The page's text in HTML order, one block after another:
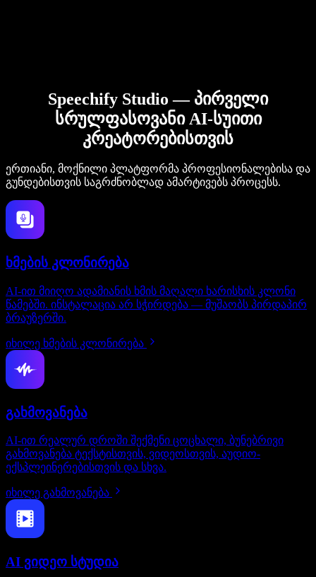
Speechify Studio — პირველი
სრულფასოვანი AI-სუითი
კრეატორებისთვის
ერთიანი, მოქნილი პლატფორმა პროფესიონალებისა და
გუნდებისთვის საგრძნობლად ამარტივებს პროცესს.
ხმების კლონირება
AI-ით მიიღო ადამიანის ხმის მაღალი ხარისხის კლონი
წამებში. ინსტალაცია არ სჭირდება — მუშაობს პირდაპირ
ბრაუზერში.
იხილე ხმების კლონირება
გახმოვანება
AI-ით რეალურ დროში შექმენი ცოცხალი, ბუნებრივი
გახმოვანება ტექსტისთვის, ვიდეოსთვის, აუდიო-
ექსპლეინერებისთვის და სხვა.
იხილე გახმოვანება
AI ვიდეო სტუდია